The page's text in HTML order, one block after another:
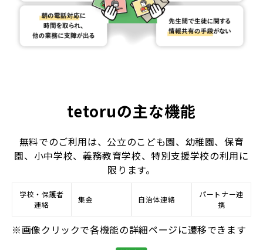
tetoruの主な機能
無料でのご利用は、公立のこども園、幼稚園、保育
園、小中学校、義務教育学校、特別支援学校の利用に
限ります。
学校・保護者
連絡
集金 自治体連絡
パートナー連
携
※画像クリックで各機能の詳細ページに遷移できます